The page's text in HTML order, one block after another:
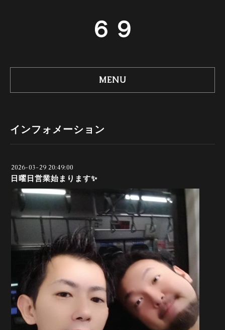
６９
MENU
インフォメーション
2026-03-29 20:49:00
日曜日営業始まります✨